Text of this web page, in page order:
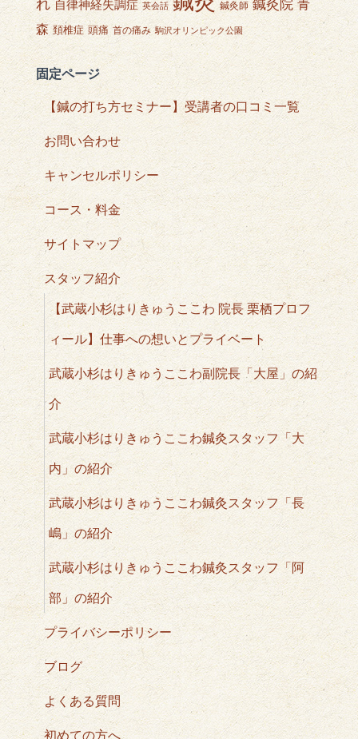
れ 自律神経失調症 英会話 鍼灸師 鍼灸院 青
森 頚椎症 頭痛 首の痛み 駒沢オリンピック公園
固定ページ
【鍼の打ち方セミナー】受講者の口コミ一覧
お問い合わせ
キャンセルポリシー
コース・料金
サイトマップ
スタッフ紹介
【武蔵小杉はりきゅうここわ 院長 栗栖プロフ
ィール】仕事への想いとプライベート
武蔵小杉はりきゅうここわ副院長「大屋」の紹
介
武蔵小杉はりきゅうここわ鍼灸スタッフ「大
内」の紹介
武蔵小杉はりきゅうここわ鍼灸スタッフ「長
嶋」の紹介
武蔵小杉はりきゅうここわ鍼灸スタッフ「阿
部」の紹介
プライバシーポリシー
ブログ
よくある質問
初めての方へ